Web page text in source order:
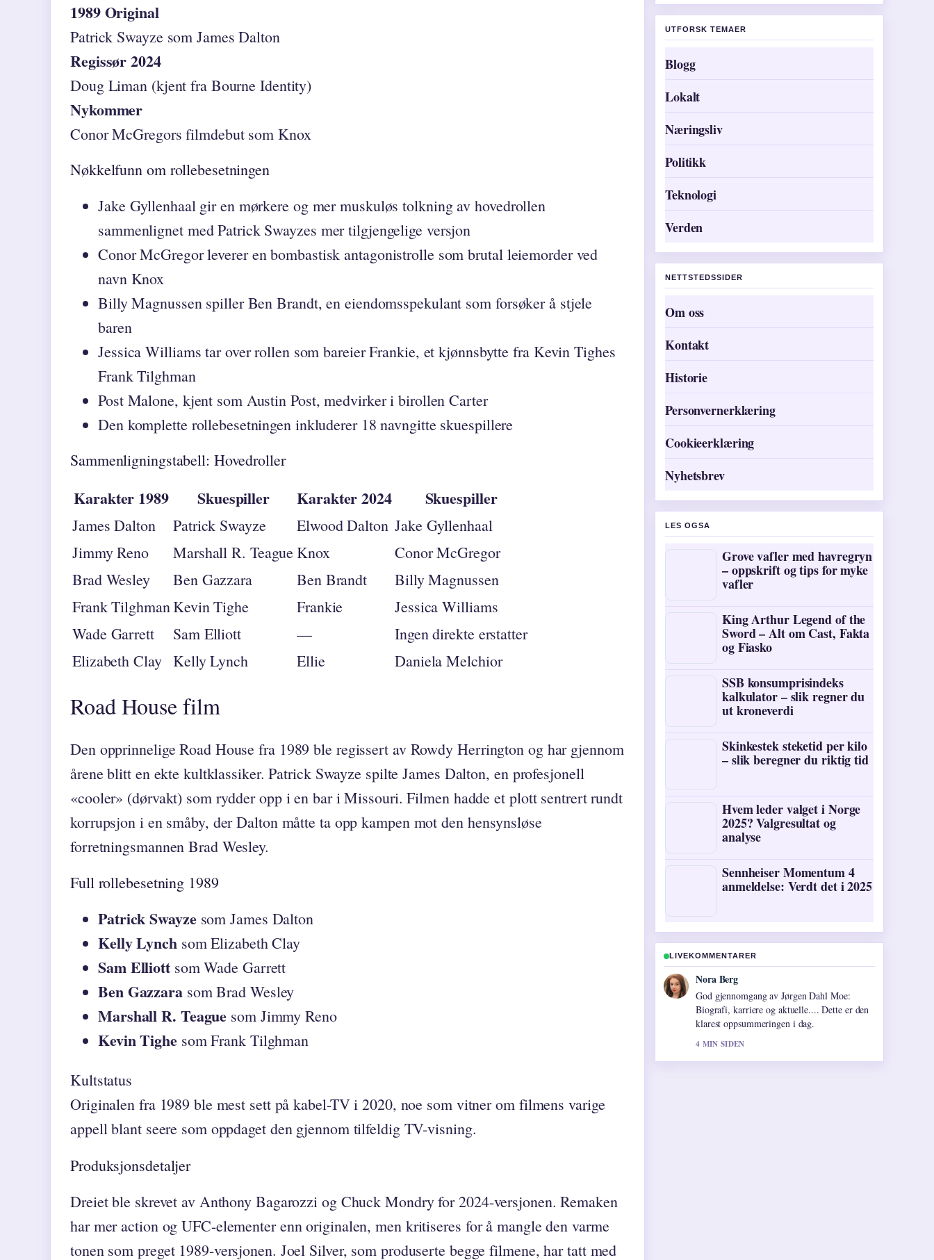
1989 Original
Patrick Swayze som James Dalton
Regissør 2024
Doug Liman (kjent fra Bourne Identity)
Nykommer
Conor McGregors filmdebut som Knox
Nøkkelfunn om rollebesetningen
Jake Gyllenhaal gir en mørkere og mer muskuløs tolkning av hovedrollen
sammenlignet med Patrick Swayzes mer tilgjengelige versjon
Conor McGregor leverer en bombastisk antagonistrolle som brutal leiemorder ved
navn Knox
Billy Magnussen spiller Ben Brandt, en eiendomsspekulant som forsøker å stjele
baren
Jessica Williams tar over rollen som bareier Frankie, et kjønnsbytte fra Kevin Tighes
Frank Tilghman
Post Malone, kjent som Austin Post, medvirker i birollen Carter
Den komplette rollebesetningen inkluderer 18 navngitte skuespillere
Sammenligningstabell: Hovedroller
Karakter 1989 Skuespiller Karakter 2024 Skuespiller
James Dalton Patrick Swayze Elwood Dalton Jake Gyllenhaal
Jimmy Reno
Marshall R. TeagueKnox
Conor McGregor
Brad Wesley
Ben Gazzara Ben Brandt
Billy Magnussen
Frank TilghmanKevin Tighe Frankie
Jessica Williams
Wade Garrett
Sam Elliott —
Ingen direkte erstatter
Elizabeth Clay Kelly Lynch Ellie Daniela Melchior
Road House film
Den opprinnelige Road House fra 1989 ble regissert av Rowdy Herrington og har gjennom
årene blitt en ekte kultklassiker. Patrick Swayze spilte James Dalton, en profesjonell
«cooler» (dørvakt) som rydder opp i en bar i Missouri. Filmen hadde et plott sentrert rundt
korrupsjon i en småby, der Dalton måtte ta opp kampen mot den hensynsløse
forretningsmannen Brad Wesley.
Full rollebesetning 1989
Patrick Swayzesom James Dalton
Kelly Lynchsom Elizabeth Clay
Sam Elliottsom Wade Garrett
Ben Gazzarasom Brad Wesley
Marshall R. Teague som Jimmy Reno
Kevin Tighesom Frank Tilghman
Kultstatus
Originalen fra 1989 ble mest sett på kabel-TV i 2020, noe som vitner om filmens varige
appell blant seere som oppdaget den gjennom tilfeldig TV-visning.
Produksjonsdetaljer
Dreiet ble skrevet av Anthony Bagarozzi og Chuck Mondry for 2024-versjonen. Remaken
har mer action og UFC-elementer enn originalen, men kritiseres for å mangle den varme
tonen som preget 1989-versjonen. Joel Silver, som produserte begge filmene, har tatt med
UTFORSK TEMAER
Blogg
Lokalt
Næringsliv
Politikk
Teknologi
Verden
NETTSTEDSSIDER
Om oss
Kontakt
Historie
Personvernerklæring
Cookieerklæring
Nyhetsbrev
LES OGSA
Grove vafler med havregryn
– oppskrift og tips for myke
vafler
King Arthur Legend of the
Sword – Alt om Cast, Fakta
og Fiasko
SSB konsumprisindeks
kalkulator – slik regner du
ut kroneverdi
Skinkestek steketid per kilo
– slik beregner du riktig tid
Hvem leder valget i Norge
2025? Valgresultat og
analyse
Sennheiser Momentum 4
anmeldelse: Verdt det i 2025
LIVEKOMMENTARER
Emil Johansen
Folgjer Rollebesetningen i Broen – komplett
oversikt for... tett – setter pris pa den
balanserte tonen her.
6 MIN SIDEN